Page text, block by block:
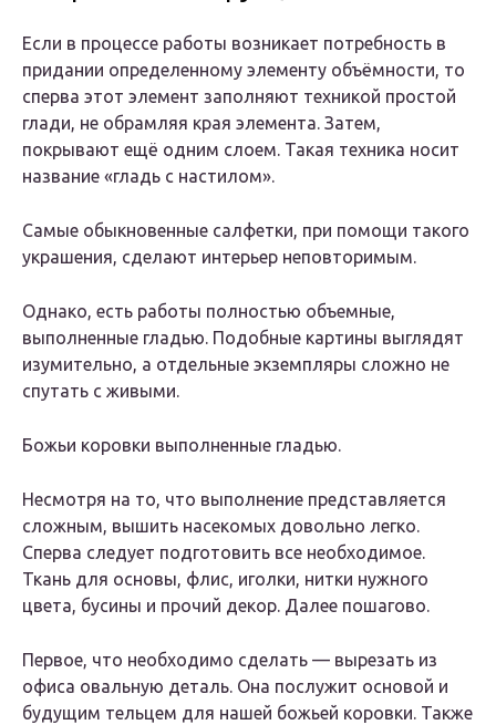
Если в процессе работы возникает потребность в
придании определенному элементу объёмности, то
сперва этот элемент заполняют техникой простой
глади, не обрамляя края элемента. Затем,
покрывают ещё одним слоем. Такая техника носит
название «гладь с настилом».
Самые обыкновенные салфетки, при помощи такого
украшения, сделают интерьер неповторимым.
Однако, есть работы полностью объемные,
выполненные гладью. Подобные картины выглядят
изумительно, а отдельные экземпляры сложно не
спутать с живыми.
Божьи коровки выполненные гладью.
Несмотря на то, что выполнение представляется
сложным, вышить насекомых довольно легко.
Сперва следует подготовить все необходимое.
Ткань для основы, флис, иголки, нитки нужного
цвета, бусины и прочий декор. Далее пошагово.
Первое, что необходимо сделать — вырезать из
офиса овальную деталь. Она послужит основой и
будущим тельцем для нашей божьей коровки. Также